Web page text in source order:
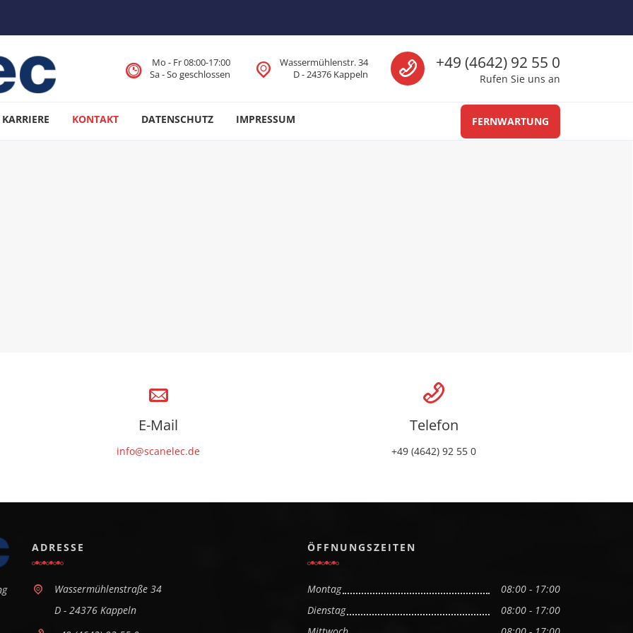
Ruf an
+49 (4642) 92 55 0
Rufen Sie uns an
Wassermühlenstr. 34
D - 24376 Kappeln
Mo - Fr 08:00-17:00
Sa - So geschlossen
KARRIERE KONTAKT DATENSCHUTZ IMPRESSUM FERNWARTUNG
E-Mail
info@scanelec.de
Telefon
+49 (4642) 92 55 0
ADRESSE
Wassermühlenstraße 34
D - 24376 Kappeln
ÖFFNUNGSZEITEN
Montag
08:00 - 17:00
Dienstag
08:00 - 17:00